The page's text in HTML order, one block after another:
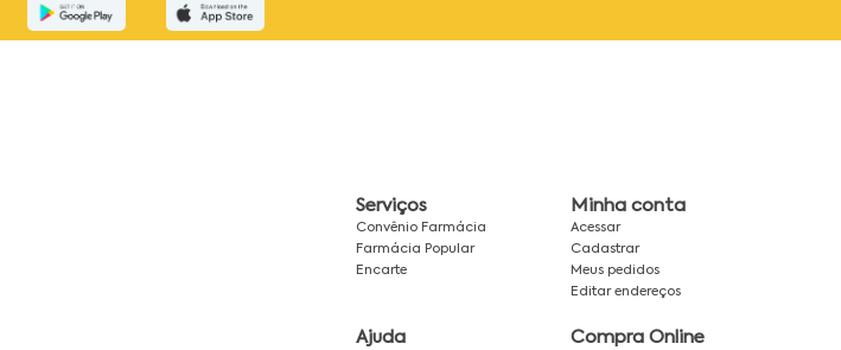
Serviços
Convênio Farmácia
Farmácia Popular
Encarte
Minha conta
Acessar
Cadastrar
Meus pedidos
Editar endereços
Ajuda Compra Online